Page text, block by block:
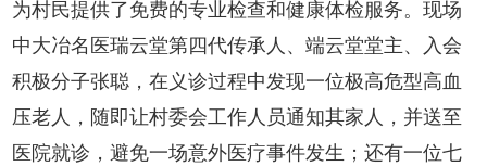
为村民提供了免费的专业检查和健康体检服务。现场
中大冶名医瑞云堂第四代传承人、端云堂堂主、入会
积极分子张聪，在义诊过程中发现一位极高危型高血
压老人，随即让村委会工作人员通知其家人，并送至
医院就诊，避免一场意外医疗事件发生；还有一位七